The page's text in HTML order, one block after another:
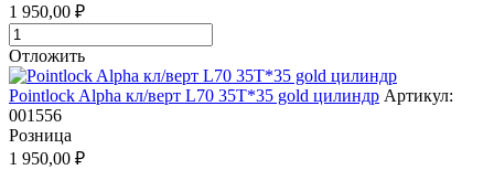
1 950,00 ₽
Отложить
Pointlock Alpha кл/верт L70 35Т*35 gold цилиндр Артикул:
001556
Розница
1 950,00 ₽